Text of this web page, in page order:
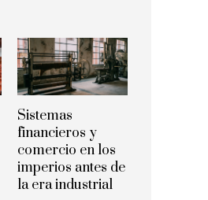
Sistemas
financieros y
comercio en los
imperios antes de
la era industrial